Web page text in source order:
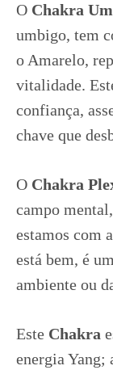
O Chakra
umbigo, tem
o Amarelo,
vitalidade.
confiança,
chave que
O Chakra
campo
estamos com
está bem, é
ambiente ou
Este Chakra
energia Yang;